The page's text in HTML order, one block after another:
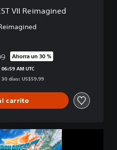
VII Reimagined
del precio original de US$59.99
Ahorra un 30 %
AM UTC
días: US$59.99
carrito